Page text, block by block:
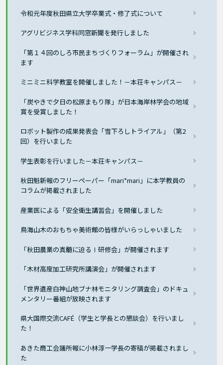
令和元年度秋田県立大学卒業式・修了式について
アグリビジネス学科同窓新聞を発行しました
「第１４回のしろ市民まちづくりフォーラム」が開催され
ます
ミニミニ科学教室を開催しました！－本荘キャンパス－
「炭やきで夕日の松原まもり隊」が日本海岸林学会の地域
賞を受賞しました！
ロボット製作の成果発表会「雪下ろしトライアル」（第2
回）を行いました
学生表彰を行いました－本荘キャンパス－
秋田魁新報のフリーペーパー「mari*mari」に本学教員の
コラムが掲載されました
産業医による「安全衛生講習会」を開催しました
鳥海山木のおもちゃ美術館の皆様がいらっしゃいました
「秋田農業の真髄に迫るⅠ研修会」が開催されます
「木材高度加工研究所講演会」が開催されます
「世界遺産白神山地ブナ林モニタリング調査会」のドキュ
メンタリー番組が放映されます
県大国際交流CAFÉ（学生と学長との懇談会）を行いまし
た！
あきた商工会議所報に小林淳一学長の寄稿が掲載されまし
た